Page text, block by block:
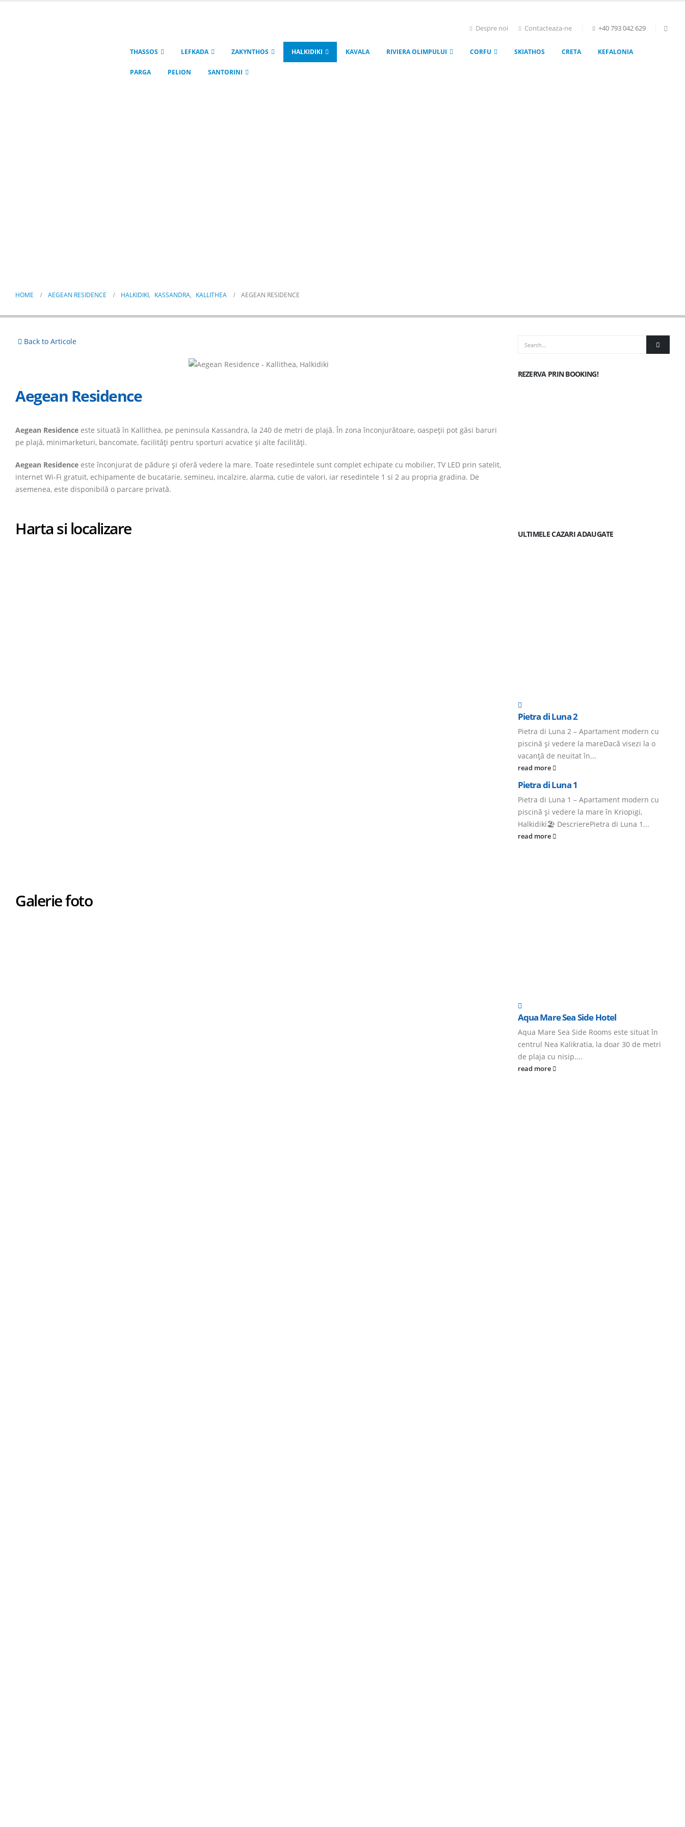
Despre noi Contacteaza-ne +40 793 042 629
THASSOS LEFKADA ZAKYNTHOS HALKIDIKI KAVALA RIVIERA OLIMPULUI CORFU SKIATHOS CRETA KEFALONIA
PARGA PELION SANTORINI
HOME AEGEAN RESIDENCE HALKIDIKI, KASSANDRA, KALLITHEA AEGEAN RESIDENCE
Back to Articole
Aegean Residence
Aegean Residence este situată în Kallithea, pe peninsula Kassandra, la 240 de metri de plajă. În zona înconjurătoare, oaspeții pot găsi baruri
pe plajă, minimarketuri, bancomate, facilități pentru sporturi acvatice și alte facilități.
Aegean Residence este înconjurat de pădure și oferă vedere la mare. Toate resedintele sunt complet echipate cu mobilier, TV LED prin satelit,
internet Wi-Fi gratuit, echipamente de bucatarie, semineu, incalzire, alarma, cutie de valori, iar resedintele 1 si 2 au propria gradina. De
asemenea, este disponibilă o parcare privată.
Harta si localizare
Galerie foto
REZERVA PRIN BOOKING!
ULTIMELE CAZARI ADAUGATE
Pietra di Luna 2
Pietra di Luna 2 – Apartament modern cu
piscină și vedere la mareDacă visezi la o
vacanță de neuitat în...
read more
Pietra di Luna 1
Pietra di Luna 1 – Apartament modern cu
piscină și vedere la mare în Kriopigi,
Halkidiki🏖️ DescrierePietra di Luna 1...
read more
Aqua Mare Sea Side Hotel
Aqua Mare Sea Side Rooms este situat în
centrul Nea Kalikratia, la doar 30 de metri
de plaja cu nisip....
read more